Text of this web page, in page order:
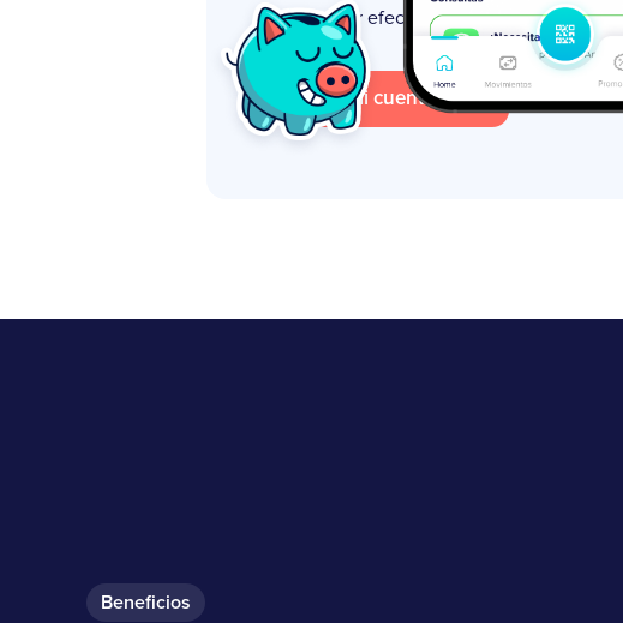
Retirar efectivo cuando lo necesites
Abrir mi cuenta gratis
Beneficios